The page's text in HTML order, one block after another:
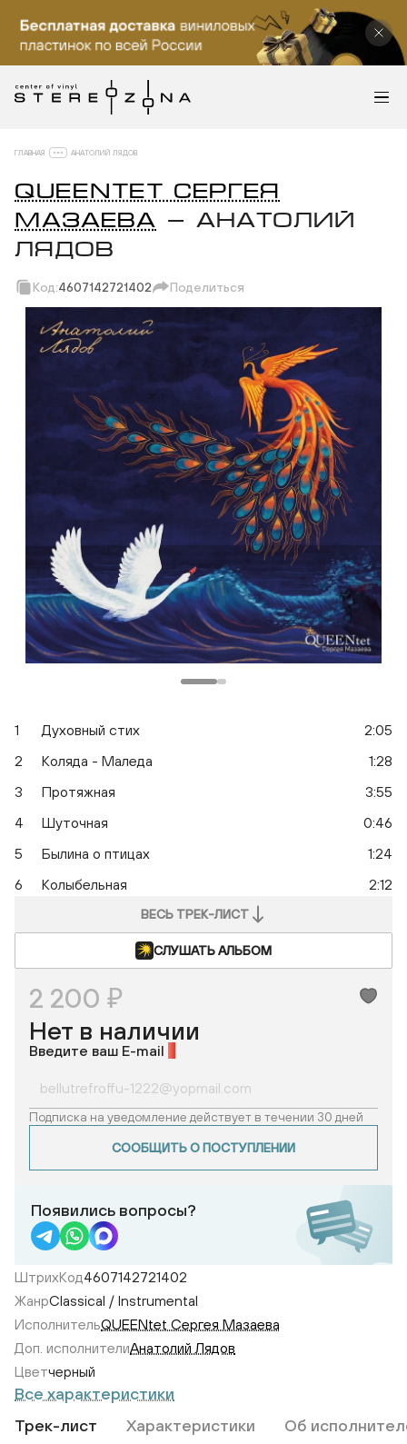
ГЛАВНАЯ АНАТОЛИЙ ЛЯДОВ
QUEENTET СЕРГЕЯ
МАЗАЕВА — АНАТОЛИЙ
ЛЯДОВ
Код:4607142721402 Поделиться
Скопировать ссылку
Вотсап
Макс
ВКонтакте
Одноклассники
1 Духовный стих
2:05
2
Коляда - Маледа
1:28
3
Протяжная
3:55
4
Шуточная
0:46
5
Былина о птицах
1:24
6
Колыбельная 2:12
ВЕСЬ ТРЕК-ЛИСТ
СЛУШАТЬ АЛЬБОМ
2 200 ₽
Нет в наличии
Введите ваш E-mail
Подписка на уведомление действует в течении 30 дней
СООБЩИТЬ О ПОСТУПЛЕНИИ
Появились вопросы?
ШтрихКод4607142721402
ЖанрClassical / Instrumental
ИсполнительQUEENtet Сергея Мазаева
Доп. исполнителиАнатолий Лядов
Цветчерный
Все характеристики
Трек-лист
Характеристики Об